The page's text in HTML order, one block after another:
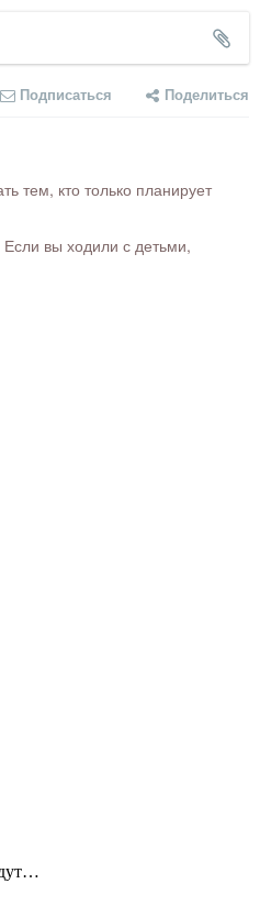
Подписаться Поделиться
тем, кто только планирует
вы ходили с детьми,